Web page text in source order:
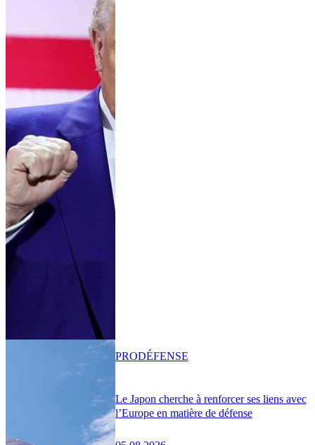
Le Japon cherche à renforcer ses liens avec
l’Europe en matière de défense
PRODÉFENSE